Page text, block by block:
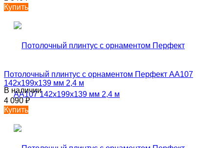
Купить
Потолочный плинтус с орнаментом Перфект AA107
142х199х139 мм 2,4 м
В наличии
4 090₽
Купить